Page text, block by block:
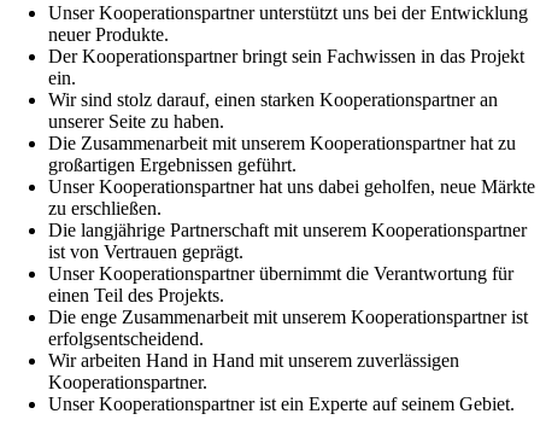
Unser Kooperationspartner unterstützt uns bei der Entwicklung
neuer Produkte.
Der Kooperationspartner bringt sein Fachwissen in das Projekt
ein.
Wir sind stolz darauf, einen starken Kooperationspartner an
unserer Seite zu haben.
Die Zusammenarbeit mit unserem Kooperationspartner hat zu
großartigen Ergebnissen geführt.
Unser Kooperationspartner hat uns dabei geholfen, neue Märkte
zu erschließen.
Die langjährige Partnerschaft mit unserem Kooperationspartner
ist von Vertrauen geprägt.
Unser Kooperationspartner übernimmt die Verantwortung für
einen Teil des Projekts.
Die enge Zusammenarbeit mit unserem Kooperationspartner ist
erfolgsentscheidend.
Wir arbeiten Hand in Hand mit unserem zuverlässigen
Kooperationspartner.
Unser Kooperationspartner ist ein Experte auf seinem Gebiet.